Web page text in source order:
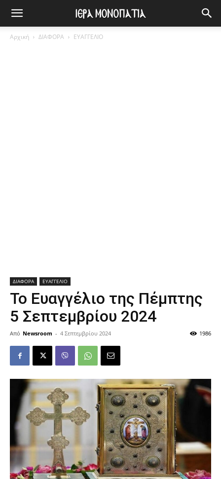
Αρχική ΔΙΑΦΟΡΑ ΕΥΑΓΓΕΛΙΟ
ΔΙΑΦΟΡΑ ΕΥΑΓΓΕΛΙΟ
Το Ευαγγέλιο της Πέμπτης
5 Σεπτεμβρίου 2024
Από Newsroom - 4 Σεπτεμβρίου 2024 1986